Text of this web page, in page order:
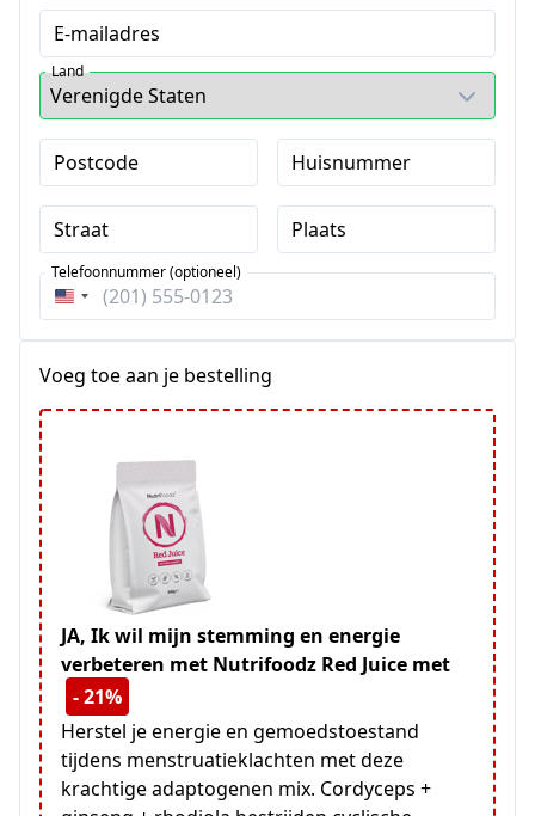
E-mailadres
Land
Postcode Huisnummer
Straat Plaats
Verenigde
Telefoonnummer (optioneel)
Voeg toe aan je bestelling
JA, Ik wil mijn stemming en energie
verbeteren met Nutrifoodz Red Juice met
- 21%
Herstel je energie en gemoedstoestand
tijdens menstruatieklachten met deze
krachtige adaptogenen mix. Cordyceps +